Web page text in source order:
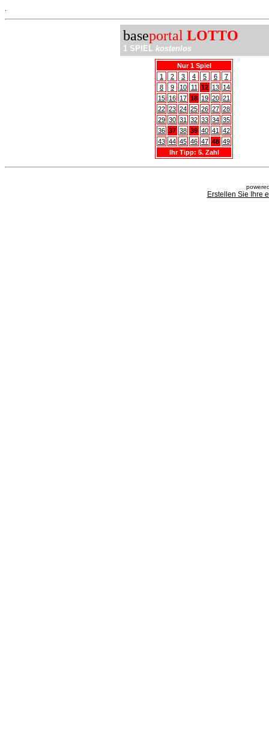
baseportal LOTTO
1 SPIEL kostenlos
Nur 1 Spiel
1
2 3 4 5 6
7
8
9 10 11 12 13 14
15 16 17 18 19 20 21
22 23 24 25 26 27 28
29 30 31 32 33 34 35
36 37 38 39 40 41
42
43 44 45 46 47 48 49
Ihr Tipp: 5. Zahl
Erstellen Sie Ihre